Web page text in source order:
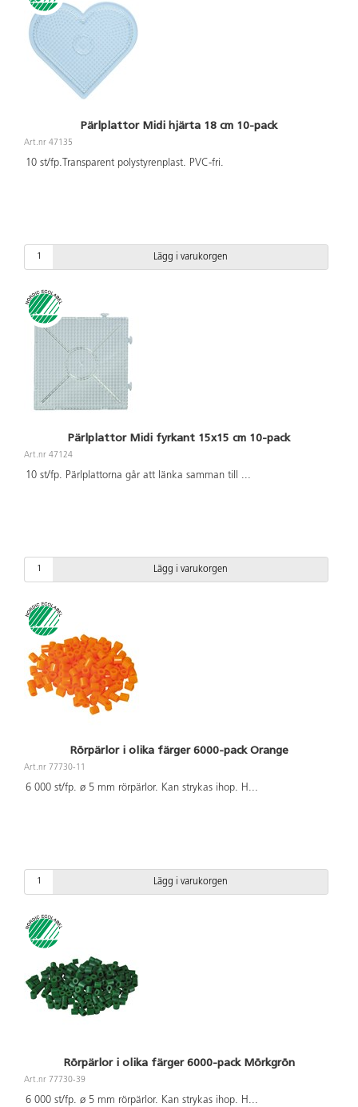
Pärlplattor Midi hjärta 18 cm 10-pack
Art.nr 47135
10 st/fp.Transparent polystyrenplast. PVC-fri.
Lägg i varukorgen
Pärlplattor Midi fyrkant 15x15 cm 10-pack
Art.nr 47124
10 st/fp. Pärlplattorna går att länka samman till ...
Lägg i varukorgen
Rörpärlor i olika färger 6000-pack Orange
Art.nr 77730-11
6 000 st/fp. ø 5 mm rörpärlor. Kan strykas ihop. H ...
Lägg i varukorgen
Rörpärlor i olika färger 6000-pack Mörkgrön
Art.nr 77730-39
6 000 st/fp. ø 5 mm rörpärlor. Kan strykas ihop. H ...